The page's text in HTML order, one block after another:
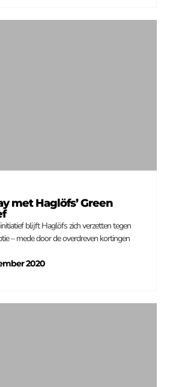
met Haglöfs’ Green
blijft Haglöfs zich verzetten tegen
– mede door de overdreven kortingen
2020